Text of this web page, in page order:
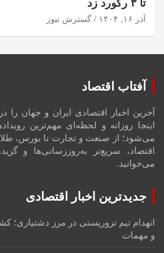
تا ۳ رکورد زد
آذر ۱۶, ۱۴۰۴ گسترش نیوز
آفتاب اقتصاد
آخرین اخبار اقتصادی ایران و جهان را در
اینجا روزانه و لحظه‌ای مهم‌ترین
می‌شود؛ از صنعت و تجارت تا بورس، طلا
اقتصاد، سریع‌تر به‌روزرسانی‌ها و
می‌خوانید.
جدیدترین اخبار اقتصادی
انهدام تیم تروریستی در مرز دشتیاری؛
و مهمات